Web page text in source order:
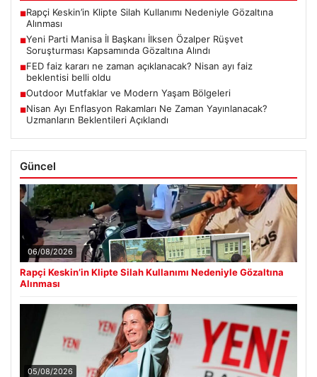
■Rapçi Keskin’in Klipte Silah Kullanımı Nedeniyle Gözaltına
Alınması
■Yeni Parti Manisa İl Başkanı İlksen Özalper Rüşvet
Soruşturması Kapsamında Gözaltına Alındı
■FED faiz kararı ne zaman açıklanacak? Nisan ayı faiz
beklentisi belli oldu
■Outdoor Mutfaklar ve Modern Yaşam Bölgeleri
■Nisan Ayı Enflasyon Rakamları Ne Zaman Yayınlanacak?
Uzmanların Beklentileri Açıklandı
Güncel
06/08/2026
Rapçi Keskin’in Klipte Silah Kullanımı Nedeniyle Gözaltına
Alınması
05/08/2026